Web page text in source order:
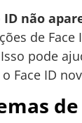
ID não
de Face
pode
Face ID